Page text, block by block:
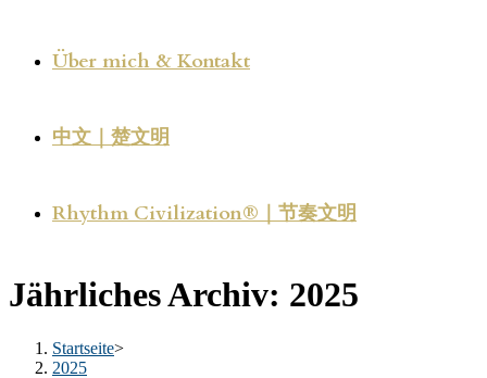
Über mich & Kontakt
中文｜楚文明
Rhythm Civilization®｜节奏文明
Jährliches Archiv: 2025
Startseite>
2025